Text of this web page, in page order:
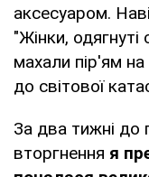
аксесуаром.
"Жінки,
махали пір'ям
до світової
За два тижні до
вторгнення я